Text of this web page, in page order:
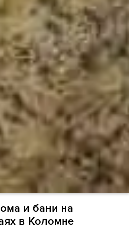
и бани на
в Коломне